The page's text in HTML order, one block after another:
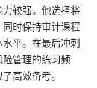
较强。他选择将
时保持审计课程
平。在最后冲刺
管理的练习频
高效备考。